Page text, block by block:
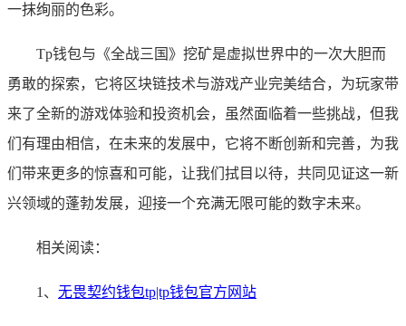
一抹绚丽的色彩。
Tp钱包与《全战三国》挖矿是虚拟世界中的一次大胆而
勇敢的探索，它将区块链技术与游戏产业完美结合，为玩家带
来了全新的游戏体验和投资机会，虽然面临着一些挑战，但我
们有理由相信，在未来的发展中，它将不断创新和完善，为我
们带来更多的惊喜和可能，让我们拭目以待，共同见证这一新
兴领域的蓬勃发展，迎接一个充满无限可能的数字未来。
相关阅读：
1、 无畏契约钱包tp|tp钱包官方网站